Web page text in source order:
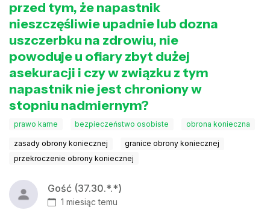
przed tym, że napastnik
nieszczęśliwie upadnie lub dozna
uszczerbku na zdrowiu, nie
powoduje u ofiary zbyt dużej
asekuracji i czy w związku z tym
napastnik nie jest chroniony w
stopniu nadmiernym?
prawo karne bezpieczeństwo osobiste obrona konieczna
zasady obrony koniecznej
granice obrony koniecznej
przekroczenie obrony koniecznej
Gość (37.30.*.*)
1 miesiąc temu